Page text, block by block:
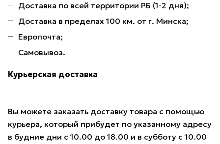
Доставка по всей территории РБ (1-2 дня);
Доставка в пределах 100 км. от г. Минска;
Европочта;
Самовывоз.
Курьерская доставка
Вы можете заказать доставку товара с помощью
курьера, который прибудет по указанному адресу
в будние дни с 10.00 до 18.00 и в субботу с 10.00